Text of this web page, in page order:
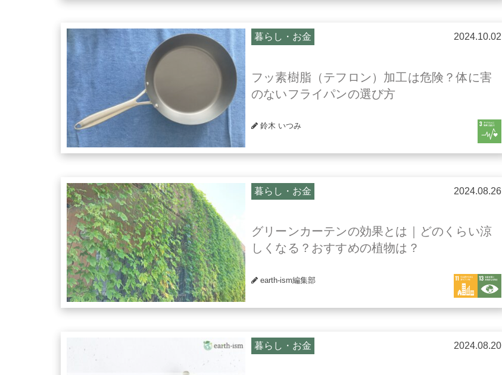
暮らし・お金 2024.10.02
フッ素樹脂（テフロン）加工は危険？体に害
のないフライパンの選び方
鈴木 いつみ
暮らし・お金 2024.08.26
グリーンカーテンの効果とは｜どのくらい涼
しくなる？おすすめの植物は？
earth-ism編集部
暮らし・お金 2024.08.20